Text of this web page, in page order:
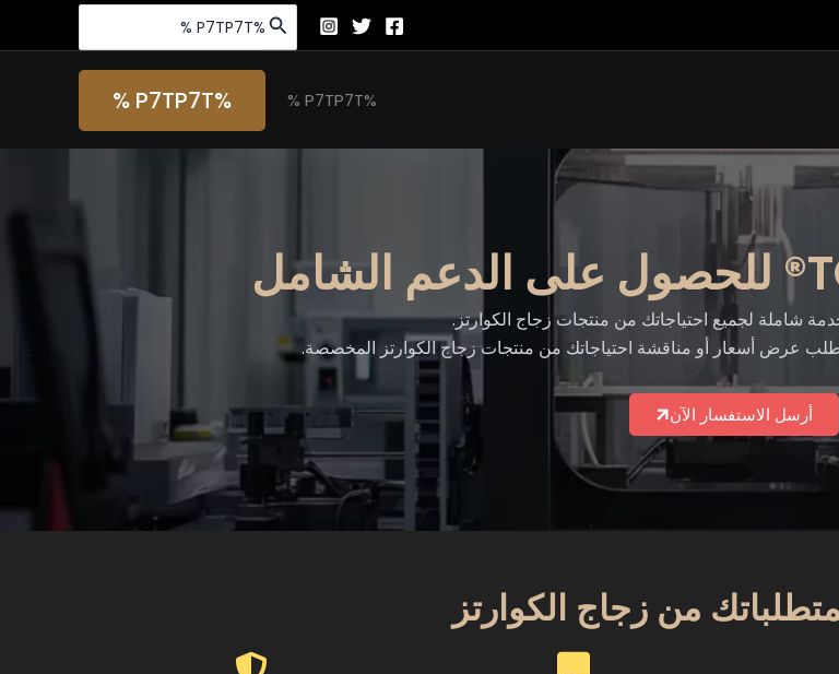
البحث
عن:
%P7TP7T %
%P7TP7T %
عرض أسعار أو مناقشة احتياجاتك من منتجات زجاج الكوارتز المخصصة.
أرسل الاستفسار الآن
من زجاج الكوارتز